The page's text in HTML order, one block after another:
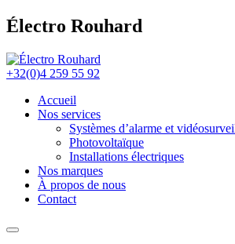
Électro Rouhard
+32(0)4 259 55 92
Accueil
Nos services
Systèmes d’alarme et
Photovoltaïque
Installations électriques
Nos marques
À propos de nous
Contact